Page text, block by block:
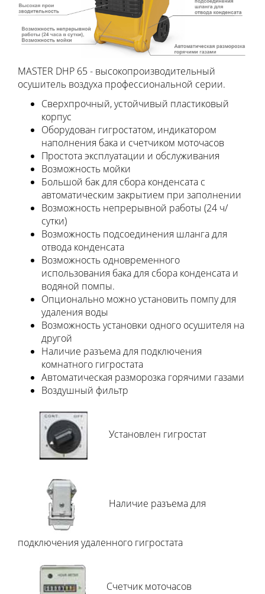
MASTER DHP 65 - высокопроизводительный
осушитель воздуха профессиональной серии.
Сверхпрочный, устойчивый пластиковый
корпус
Оборудован гигростатом, индикатором
наполнения бака и счетчиком моточасов
Простота эксплуатации и обслуживания
Возможность мойки
Большой бак для сбора конденсата с
автоматическим закрытием при заполнении
Возможность непрерывной работы (24 ч/
сутки)
Возможность подсоединения шланга для
отвода конденсата
Возможность одновременного
использования бака для сбора конденсата и
водяной помпы.
Опционально можно установить помпу для
удаления воды
Возможность установки одного осушителя на
другой
Наличие разъема для подключения
комнатного гигростата
Автоматическая разморозка горячими газами
Воздушный фильтр
Установлен гигростат
Наличие разъема для
подключения удаленного гигростата
Счетчик моточасов